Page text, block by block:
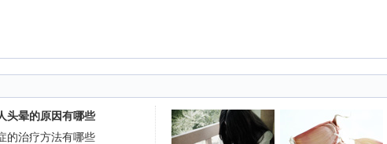
头晕的原因有哪些
的治疗方法有哪些